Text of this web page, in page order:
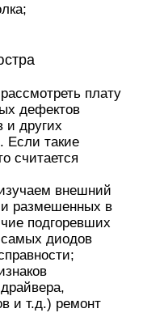
плату
дефектов
и других
Если такие
считается
внешний
размешенных в
подгоревших
диодов
и т.д.) ремонт